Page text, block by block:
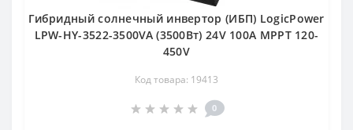
Гибридный солнечный инвертор (ИБП) LogicPower
LPW-HY-3522-3500VA (3500Вт) 24V 100A MPPT 120-
450V
Код товара: 19413
0